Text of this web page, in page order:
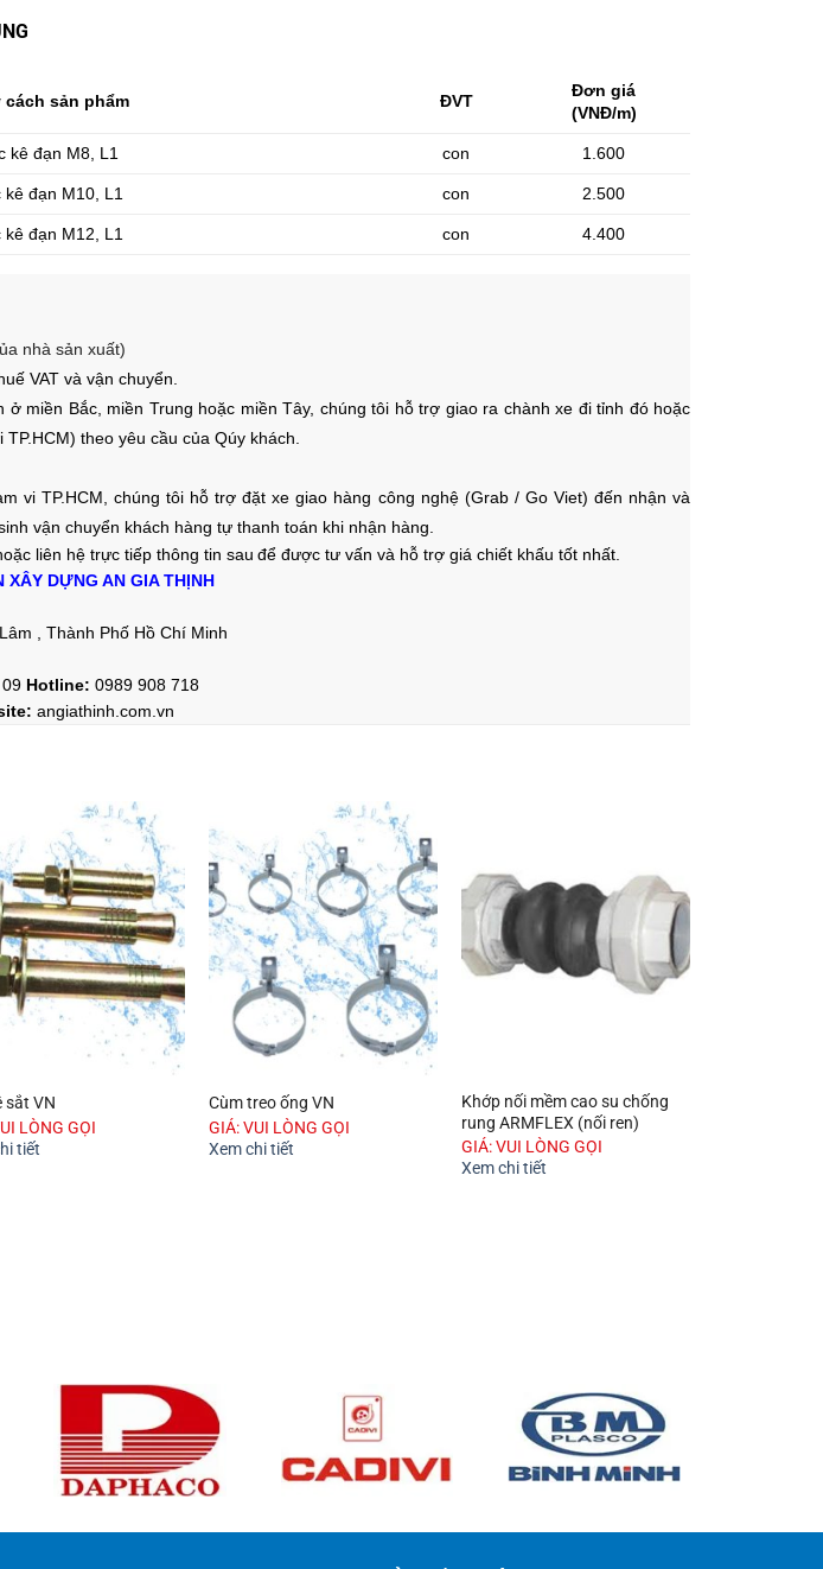
cách sản phẩm ĐVT
Đơn giá
(VNĐ/m)
kê đạn M8, L1 con 1.600
kê đạn M10, L1 con 2.500
kê đạn M12, L1 con 4.400
nhà sản xuất)
VAT và vận chuyển.
miền Bắc, miền Trung hoặc miền Tây, chúng tôi hỗ trợ giao ra chành xe đi tỉnh đó hoặc
TP.HCM) theo yêu cầu của Qúy khách.
vi TP.HCM, chúng tôi hỗ trợ đặt xe giao hàng công nghệ (Grab / Go Viet) đến nhận và
vận chuyển khách hàng tự thanh toán khi nhận hàng.
liên hệ trực tiếp thông tin sau để được tư vấn và hỗ trợ giá chiết khấu tốt nhất.
DỰNG AN GIA THỊNH
, Thành Phố Hồ Chí Minh
Hotline: 0989 908 718
angiathinh. com.vn
sắt VN
LÒNG GỌI
tiết
Cùm treo ống VN
GIÁ: VUI LÒNG GỌI
Xem chi tiết
Khớp nối mềm cao su chống
rung ARMFLEX (nối ren)
GIÁ: VUI LÒNG GỌI
Xem chi tiết